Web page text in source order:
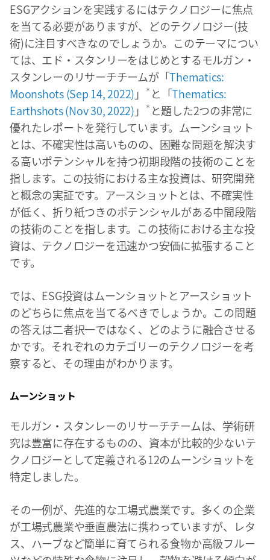
ESGアクションを実践するにはテクノロジーに焦点
を当てる必要がありますが、どのテクノロジー(技
術)に注目すべきなのでしょうか。このテーマについ
ては、エド・スタンリーをはじめとするモルガン・
スタンレーのリサーチチームが「Thematics:
Moonshots (Sep 14, 2022) 」 ＊ と「Thematics:
Earthshots (Nov 30, 2022) 」 ＊ と題した2つの非常に
優れたレポートを発行しています。ムーンショット
とは、不確実性は高いものの、困難な問題を解決す
る高いポテンシャルを持つ初期段階の技術のことを
指します。この技術における主な投資は、研究開発
と概念の実証です。アースショットとは、不確実性
が低く、折り紙つきのポテンシャルがある中間段階
の技術のことを指します。この技術における主な投
資は、テクノロジーを迅速かつ安価に拡張すること
です。
では、ESG投資はムーンショットとアースショット
のどちらに焦点を当てるべきでしょうか。この問題
の答えは二者択一ではなく、どのように融合させる
かです。それぞれのカテゴリーのテクノロジーを考
察すると、その理由がわかります。
ムーンショット
モルガン・スタンレーのリサーチチームは、学術研
究は豊富に存在するものの、資本が比較的少ないテ
クノロジーとして定義される12のムーンショットを
特定しました。
その一例が、先進的な工場式農業です。多くの企業
が工場式農業や垂直農法に携わっていますが、レタ
ス、ハーブなど簡単に育てられる食物か高級フルー